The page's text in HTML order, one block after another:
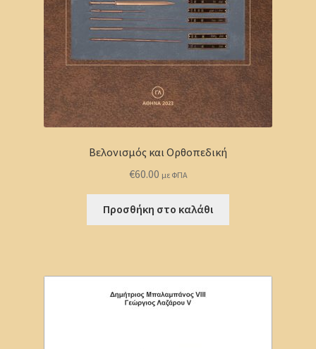
Βελονισμός και Ορθοπεδική
€60.00 με ΦΠΑ
Προσθήκη στο καλάθι